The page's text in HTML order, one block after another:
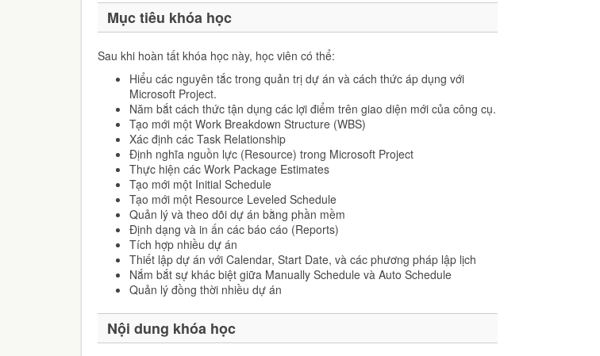
Mục tiêu khóa học
Sau khi hoàn tất khóa học này, học viên có thể:
Hiểu các nguyên tắc trong quản trị dự án và cách thức áp dụng với
Microsoft Project.
Năm bắt cách thức tận dụng các lợi điểm trên giao diện mới của công cụ.
Tạo mới một Work Breakdown Structure (WBS)
Xác định các Task Relationship
Định nghĩa nguồn lực (Resource) trong Microsoft Project
Thực hiện các Work Package Estimates
Tạo mới một Initial Schedule
Tạo mới một Resource Leveled Schedule
Quản lý và theo dõi dự án bằng phần mềm
Định dạng và in ấn các báo cáo (Reports)
Tích hợp nhiều dự án
Thiết lập dự án với Calendar, Start Date, và các phương pháp lập lịch
Nắm bắt sự khác biệt giữa Manually Schedule và Auto Schedule
Quản lý đồng thời nhiều dự án
Nội dung khóa học